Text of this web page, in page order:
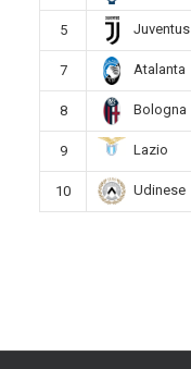
5 Juventus
7 Atalanta
8 Bologna
9 Lazio
10 Udinese